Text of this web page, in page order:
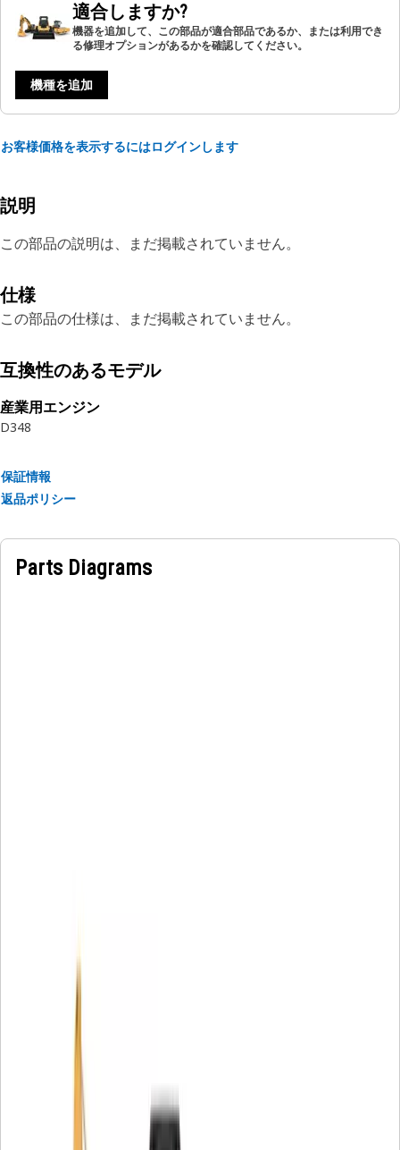
適合しますか?
機器を追加して、この部品が適合部品であるか、または利用でき
る修理オプションがあるかを確認してください。
機種を追加
お客様価格を表示するにはログインします
説明
この部品の説明は、まだ掲載されていません。
仕様
この部品の仕様は、まだ掲載されていません。
互換性のあるモデル
産業用エンジン
D348
保証情報
返品ポリシー
Parts Diagrams